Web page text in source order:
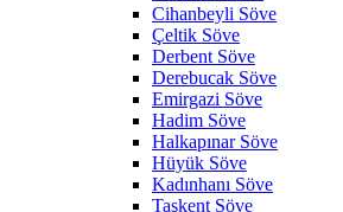
Cihanbeyli Söve
Çeltik Söve
Derbent Söve
Derebucak Söve
Emirgazi Söve
Hadim Söve
Halkapınar Söve
Hüyük Söve
Kadınhanı Söve
Taşkent Söve